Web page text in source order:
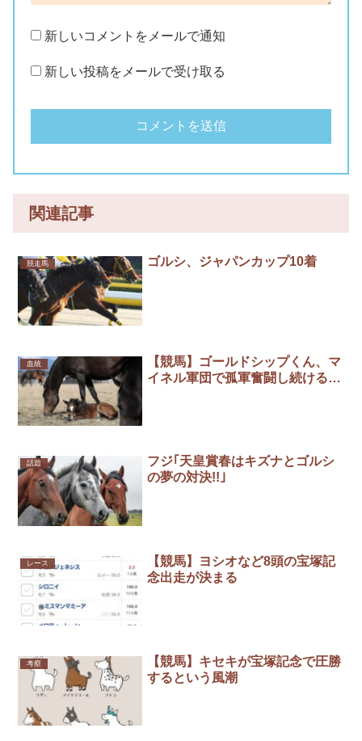
新しいコメントをメールで通知
新しい投稿をメールで受け取る
関連記事
競走馬 ゴルシ、ジャパンカップ10着
血統
【競馬】ゴールドシップくん、マ
イネル軍団で孤軍奮闘し続ける…
話題
フジ｢天皇賞春はキズナとゴルシ
の夢の対決!!｣
レース
【競馬】ヨシオなど8頭の宝塚記
念出走が決まる
考察
【競馬】キセキが宝塚記念で圧勝
するという風潮